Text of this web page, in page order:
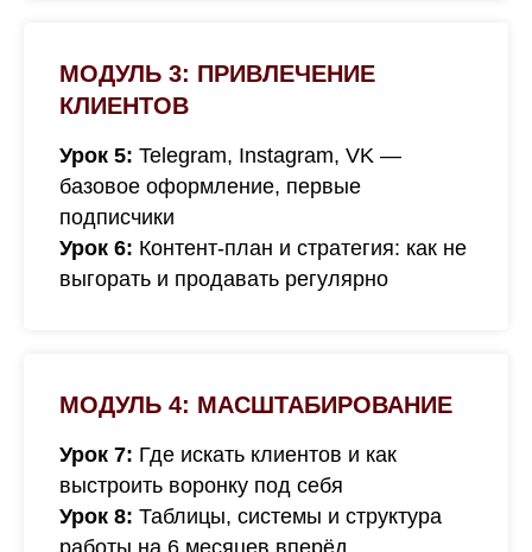
МОДУЛЬ 3: ПРИВЛЕЧЕНИЕ
КЛИЕНТОВ
Урок 5: Telegram, Instagram, VK —
базовое оформление, первые
подписчики
Урок 6: Контент-план и стратегия: как не
выгорать и продавать регулярно
МОДУЛЬ 4: МАСШТАБИРОВАНИЕ
Урок 7: Где искать клиентов и как
выстроить воронку под себя
Урок 8: Таблицы, системы и структура